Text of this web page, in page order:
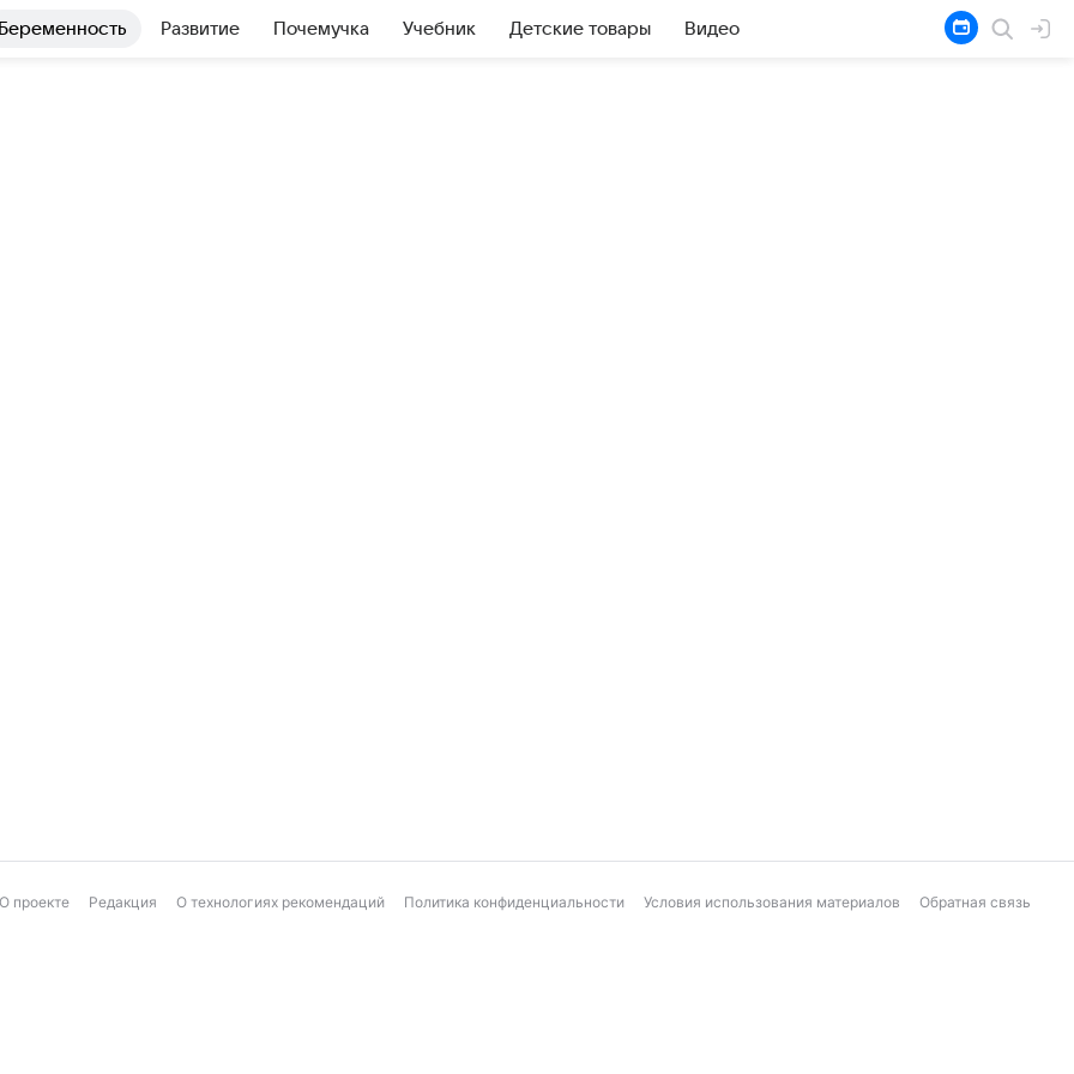
Беременность Развитие Почемучка Учебник Детские товары Видео
О проекте Редакция О технологиях рекомендаций Политика конфиденциальности Условия использования материалов Обратная связь